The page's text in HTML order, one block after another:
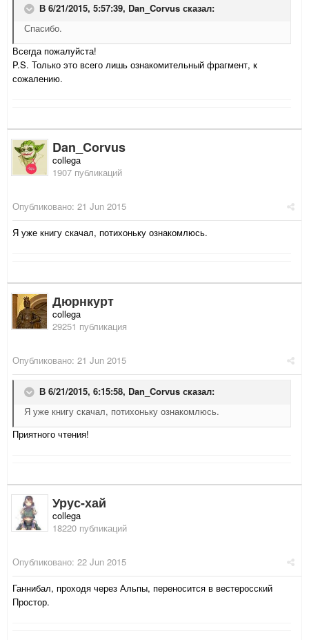
В 6/21/2015, 5:57:39, Dan_Corvus сказал:
Спасибо.
Всегда пожалуйста!
P.S. Только это всего лишь ознакомительный фрагмент, к
сожалению.
Dan_Corvus
collega
1907 публикаций
Опубликовано: 21 Jun 2015
Я уже книгу скачал, потихоньку ознакомлюсь.
Дюрнкурт
collega
29251 публикация
Опубликовано: 21 Jun 2015
В 6/21/2015, 6:15:58, Dan_Corvus сказал:
Я уже книгу скачал, потихоньку ознакомлюсь.
Приятного чтения!
Урус-хай
collega
18220 публикаций
Опубликовано: 22 Jun 2015
Ганнибал, проходя через Альпы, переносится в вестеросский
Простор.